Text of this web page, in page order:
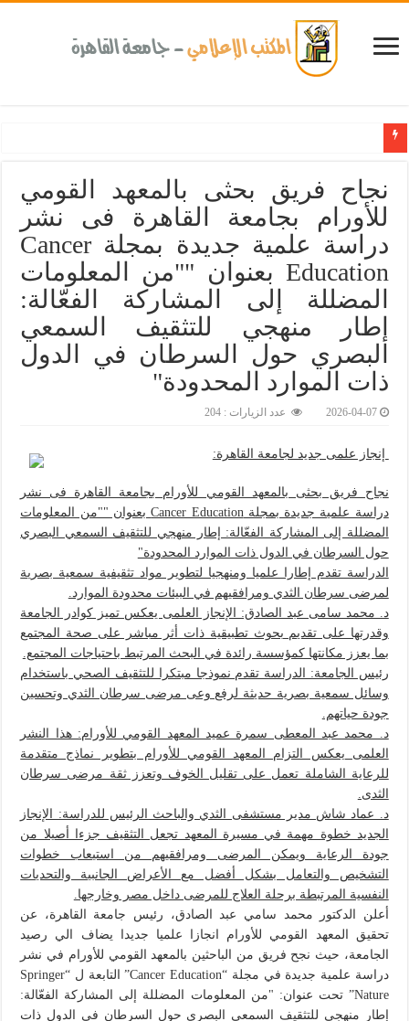
نجاح فريق بحثى بالمعهد القومي
للأورام بجامعة القاهرة فى نشر
دراسة علمية جديدة بمجلة Cancer
Education بعنوان ""من المعلومات
المضللة إلى المشاركة الفعّالة:
إطار منهجي للتثقيف السمعي
البصري حول السرطان في الدول
ذات الموارد المحدودة"‎
2026-04-07 عدد الزيارات : 204
إنجاز علمى جديد لجامعة القاهرة:
نجاح فريق بحثى بالمعهد القومي للأورام بجامعة القاهرة فى نشر
دراسة علمية جديدة بمجلة Cancer Education بعنوان ""من المعلومات
المضللة إلى المشاركة الفعّالة: إطار منهجي للتثقيف السمعي البصري
حول السرطان في الدول ذات الموارد المحدودة"
الدراسة تقدم إطارا علميا ومنهجيا لتطوير مواد تثقيفية سمعية بصرية
لمرضى سرطان الثدي ومرافقيهم في البيئات محدودة الموارد.
د. محمد سامى عبد الصادق: الإنجاز العلمى يعكس تميز كوادر الجامعة
وقدرتها على تقديم بحوث تطبيقية ذات أثر مباشر على صحة المجتمع
بما يعزز مكانتها كمؤسسة رائدة في البحث المرتبط باحتياجات المجتمع.
رئيس الجامعة: الدراسة تقدم نموذجا مبتكرا للتثقيف الصحي باستخدام
وسائل سمعية بصرية حديثة لرفع وعى مرضى سرطان الثدي وتحسين
جودة حياتهم.
د. محمد عبد المعطى سمرة عميد المعهد القومي للأورام: هذا النشر
العلمى يعكس التزام المعهد القومي للأورام بتطوير نماذج متقدمة
للرعاية الشاملة تعمل على تقليل الخوف وتعزز ثقة مرضى سرطان
الثدى.
د. عماد شاش مدير مستشفى الثدي والباحث الرئيس للدراسة: الإنجاز
الجديد خطوة مهمة في مسيرة المعهد تجعل التثقيف جزءا أصيلا من
جودة الرعاية ويمكن المرضى ومرافقيهم من استيعاب خطوات
التشخيص والتعامل بشكل أفضل مع الأعراض الجانبية والتحديات
النفسية المرتبطة برحلة العلاج للمرضى داخل مصر وخارجها.
أعلن الدكتور محمد سامي عبد الصادق، رئيس جامعة القاهرة، عن
تحقيق المعهد القومي للأورام انجازا علميا جديدا يضاف الي رصيد
الجامعة، حيث نجح فريق من الباحثين بالمعهد القومي للأورام في نشر
دراسة علمية جديدة في مجلة “Cancer Education” التابعة ل “Springer
Nature” تحت عنوان: "من المعلومات المضللة إلى المشاركة الفعّالة:
إطار منهجي للتثقيف السمعي البصري حول السرطان في الدول ذات